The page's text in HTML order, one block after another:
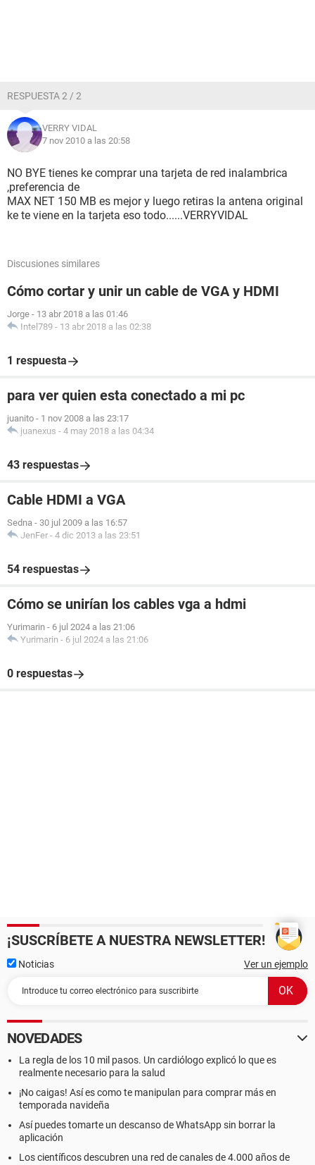
RESPUESTA 2 / 2
VERRY VIDAL
7 nov 2010 a las 20:58
NO BYE tienes ke comprar una tarjeta de red inalambrica
,preferencia de
MAX NET 150 MB es mejor y luego retiras la antena original
ke te viene en la tarjeta eso todo......VERRYVIDAL
Discusiones similares
Cómo cortar y unir un cable de VGA y HDMI
Jorge - 13 abr 2018 a las 01:46
Intel789 - 13 abr 2018 a las 02:38
1 respuesta
para ver quien esta conectado a mi pc
juanito - 1 nov 2008 a las 23:17
juanexus - 4 may 2018 a las 04:34
43 respuestas
Cable HDMI a VGA
Sedna - 30 jul 2009 a las 16:57
JenFer - 4 dic 2013 a las 23:51
54 respuestas
Cómo se unirían los cables vga a hdmi
Yurimarin - 6 jul 2024 a las 21:06
Yurimarin - 6 jul 2024 a las 21:06
0 respuestas
¡SUSCRÍBETE A NUESTRA NEWSLETTER!
Noticias Ver un ejemplo
NOVEDADES
La regla de los 10 mil pasos. Un cardiólogo explicó lo que es
realmente necesario para la salud
¡No caigas! Así es como te manipulan para comprar más en
temporada navideña
Así puedes tomarte un descanso de WhatsApp sin borrar la
aplicación
Los científicos descubren una red de canales de 4.000 años de